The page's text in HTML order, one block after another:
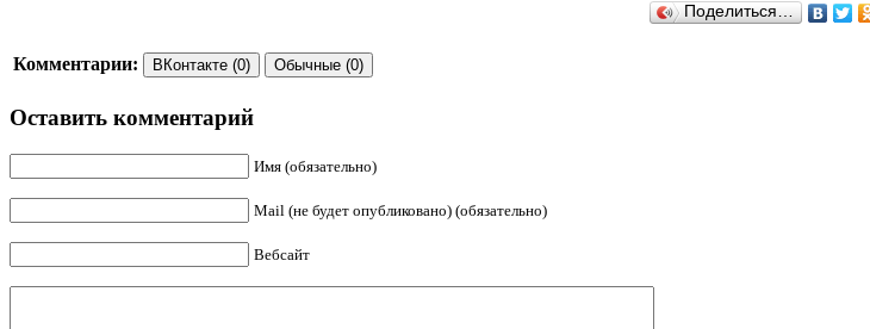
Поделиться…
Комментарии: ВКонтакте (0) Обычные (0)
Оставить комментарий
Имя (обязательно)
Mail (не будет опубликовано) (обязательно)
Вебсайт